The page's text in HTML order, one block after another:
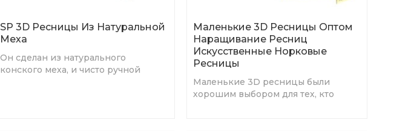
SP 3D Ресницы Из Натуральной
Меха
Он сделан из натурального
конского меха, и чисто ручной
Маленькие 3D Ресницы Оптом
Наращивание Ресниц
Искусственные Норковые
Ресницы
Маленькие 3D ресницы были
хорошим выбором для тех, кто